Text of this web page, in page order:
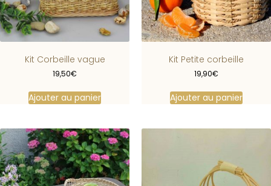
Kit Corbeille vague
19,50€
Ajouter au panier
Kit Petite corbeille
19,90€
Ajouter au panier